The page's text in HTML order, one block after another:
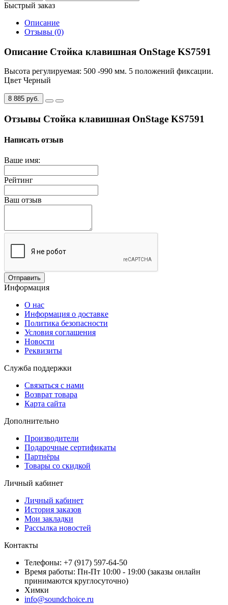
Быстрый заказ
Описание
Отзывы (0)
Описание Стойка клавишная OnStage KS7591
Высота регулируемая: 500 -990 мм. 5 положений фиксации.
Цвет Черный
8 885 руб.
Отзывы Стойка клавишная OnStage KS7591
Написать отзыв
Ваше имя:
Рейтинг
Ваш отзыв
Отправить
Информация
О нас
Информация о доставке
Политика безопасности
Условия соглашения
Новости
Реквизиты
Служба поддержки
Связаться с нами
Возврат товара
Карта сайта
Дополнительно
Производители
Подарочные сертификаты
Партнёры
Товары со скидкой
Личный кабинет
Личный кабинет
История заказов
Мои закладки
Рассылка новостей
Контакты
Телефоны: +7 (917) 597-64-50
Время работы: Пн-Пт 10:00 - 19:00 (заказы онлайн
принимаются круглосуточно)
Химки
info@soundchoice.ru